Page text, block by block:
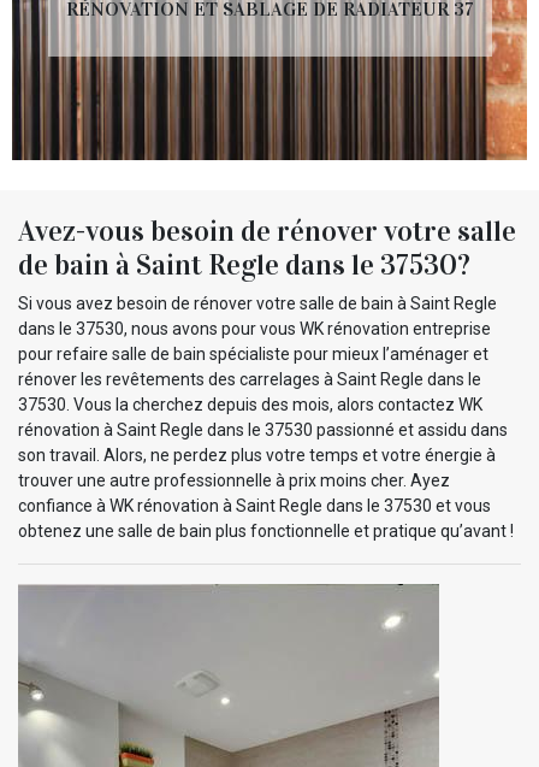
RÉNOVATION ET SABLAGE DE RADIATEUR 37
Avez-vous besoin de rénover votre salle
de bain à Saint Regle dans le 37530?
Si vous avez besoin de rénover votre salle de bain à Saint Regle
dans le 37530, nous avons pour vous WK rénovation entreprise
pour refaire salle de bain spécialiste pour mieux l’aménager et
rénover les revêtements des carrelages à Saint Regle dans le
37530. Vous la cherchez depuis des mois, alors contactez WK
rénovation à Saint Regle dans le 37530 passionné et assidu dans
son travail. Alors, ne perdez plus votre temps et votre énergie à
trouver une autre professionnelle à prix moins cher. Ayez
confiance à WK rénovation à Saint Regle dans le 37530 et vous
obtenez une salle de bain plus fonctionnelle et pratique qu’avant !